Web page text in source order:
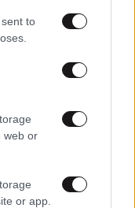
to
web or
or app.
της
νύφη λίγες
οργή